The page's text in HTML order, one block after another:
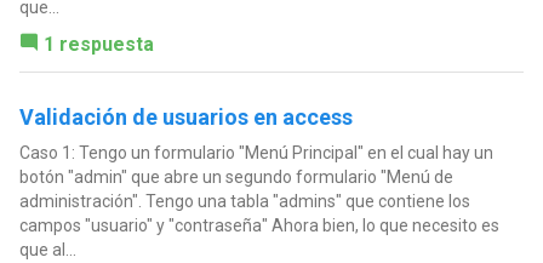
que...
1 respuesta
Validación de usuarios en access
Caso 1: Tengo un formulario "Menú Principal" en el cual hay un
botón "admin" que abre un segundo formulario "Menú de
administración". Tengo una tabla "admins" que contiene los
campos "usuario" y "contraseña" Ahora bien, lo que necesito es
que al...